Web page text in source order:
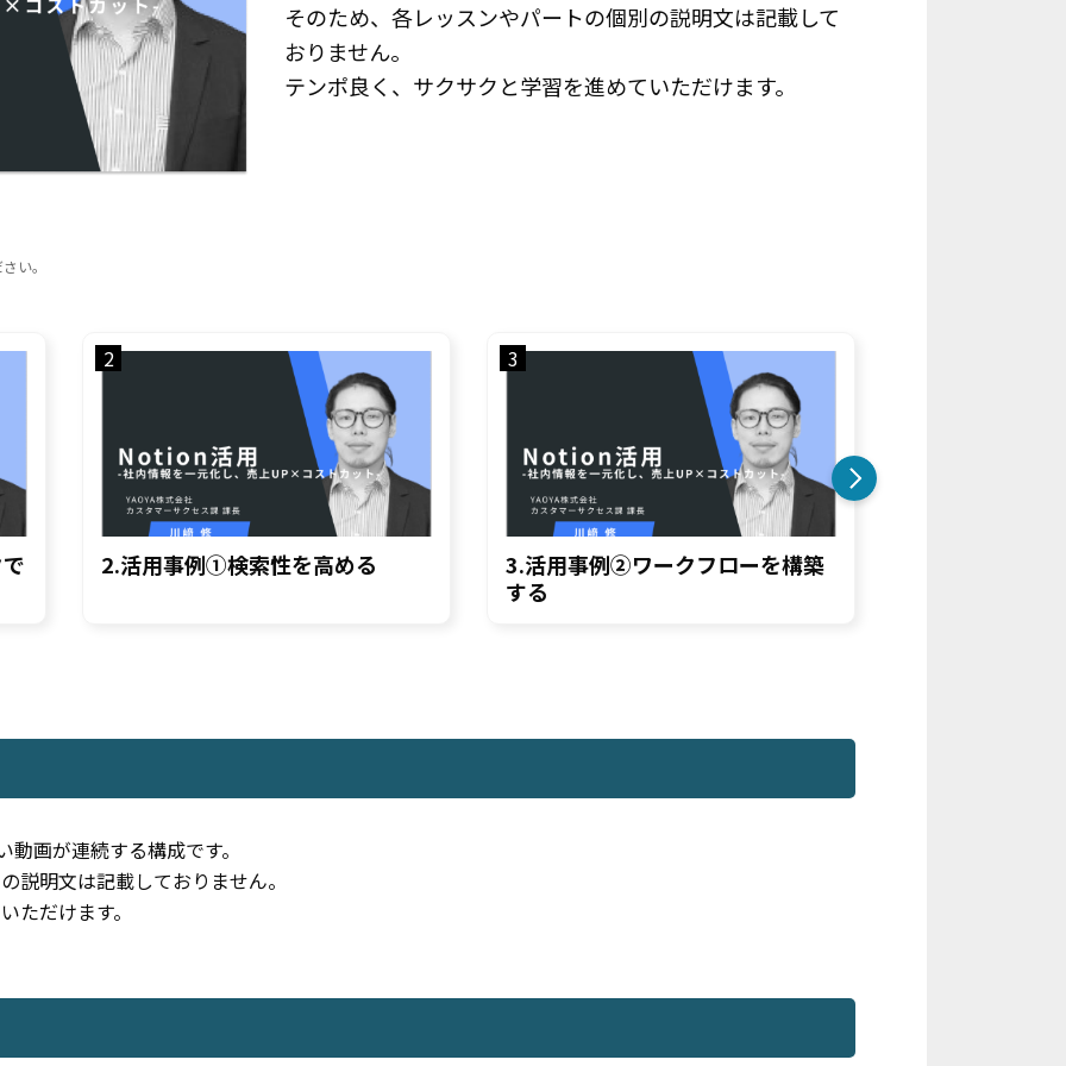
そのため、各レッスンやパートの個別の説明文は記載して
おりません。
テンポ良く、サクサクと学習を進めていただけます。
い。
2
2.活用事例①検索性を高める
3
3.活用事例②ワークフローを構築
する
画が連続する構成です。
説明文は記載しておりません。
ただけます。